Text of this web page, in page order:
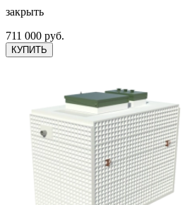
закрыть
711 000 руб.
КУПИТЬ